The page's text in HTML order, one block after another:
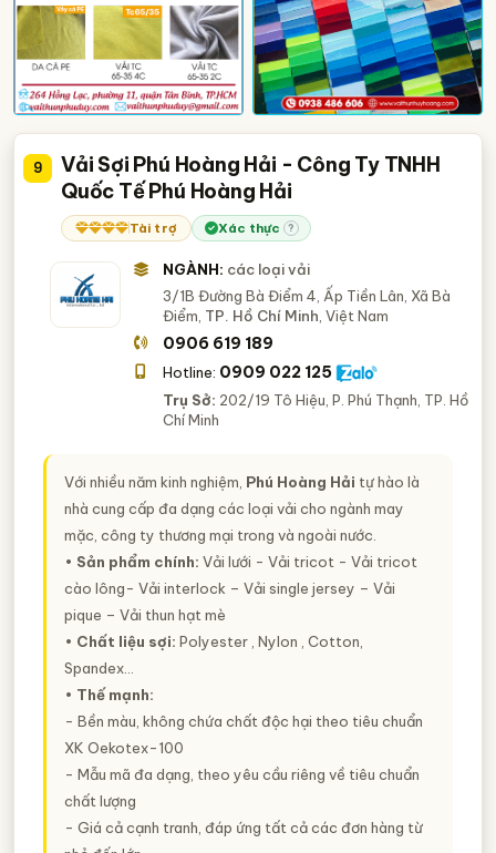
9
Vải Sợi Phú Hoàng Hải - Công Ty TNHH
Quốc Tế Phú Hoàng Hải
Tài trợ Xác thực ?
NGÀNH: các loại vải
3/1B Đường Bà Điểm 4, Ấp Tiền Lân, Xã Bà
Điểm, TP. Hồ Chí Minh , Việt Nam
0906 619 189
Hotline: 0909 022 125
Trụ Sở: 202/19 Tô Hiệu, P. Phú Thạnh, TP. Hồ
Chí Minh
Với nhiều năm kinh nghiệm, Phú Hoàng Hải tự hào là
nhà cung cấp đa dạng các loại vải cho ngành may
mặc, công ty thương mại trong và ngoài nước.
• Sản phẩm chính: Vải lưới - Vải tricot - Vải tricot
cào lông- Vải interlock – Vải single jersey – Vải
pique – Vải thun hạt mè
• Chất liệu sợi: Polyester , Nylon , Cotton,
Spandex…
• Thế mạnh:
- Bền màu, không chứa chất độc hại theo tiêu chuẩn
XK Oekotex-100
- Mẫu mã đa dạng, theo yêu cầu riêng về tiêu chuẩn
chất lượng
- Giá cả cạnh tranh, đáp ứng tất cả các đơn hàng từ